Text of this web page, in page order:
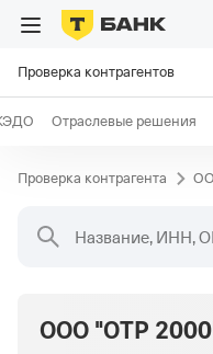
Проверка контрагентов
Отраслевые решения
Проверка контрагента
Название, ИНН,
ООО "ОТР